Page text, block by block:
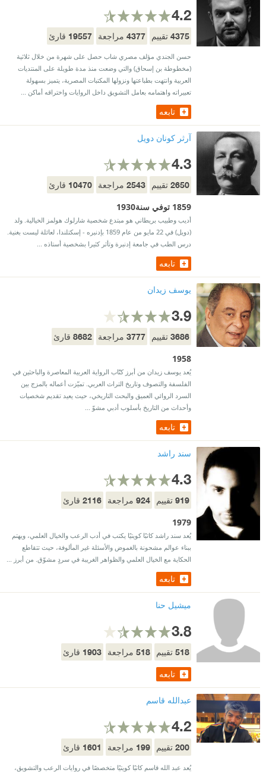
4.2
4375تقييم 4377مراجعة 19557 قارئ
حسن الجندي مؤلف مصري شاب حصل على شهرة من خلال ثلاثية
(مخطوطة بن إسحاق) والتي وضعت منذ مدة طويلة على المنتديات
العربية وانتهت بطباعتها ونزولها المكتبات المصرية، يتميز بسهولة
تعبيراته واهتمامه بعامل التشويق داخل الروايات واختراقه أماكن ...
تابعه
آرثر كونان دويل
4.3
2650تقييم 2543مراجعة 10470 قارئ
1859 توفي سنة1930
أديب وطبيب بريطاني هو مبتدع شخصية شارلوك هولمز الخيالية. ولد
(دويل) في 22 مايو من عام 1859 بإدنبره - إسكتلندا، لعائلة ليست بغنية.
درس الطب في جامعة إدنبرة وتأثر كثيرا بشخصية أستاذه ...
تابعه
يوسف زيدان
3.9
3686تقييم 3777مراجعة 8682قارئ
1958
يُعد يوسف زيدان من أبرز كتّاب الرواية العربية المعاصرة والباحثين في
الفلسفة والتصوف وتاريخ التراث العربي. تميّزت أعماله بالمزج بين
السرد الروائي العميق والبحث التاريخي، حيث يعيد تقديم شخصيات
وأحداث من التاريخ بأسلوب أدبي مشوّ ...
تابعه
سند راشد
4.3
919تقييم 924مراجعة 2116قارئ
1979
يُعد سند راشد كاتبًا كويتيًا يكتب في أدب الرعب والخيال العلمي، ويهتم
ببناء عوالم مشحونة بالغموض والأسئلة غير المألوفة، حيث تتقاطع
الحكاية مع الخيال العلمي والظواهر الغريبة في سردٍ مشوّق. من أبرز ...
تابعه
ميشيل حنا
3.8
518تقييم 518مراجعة 1903 قارئ
تابعه
عبدالله قاسم
4.2
200تقييم 199 مراجعة 1601 قارئ
يُعد عبد الله قاسم كاتبًا كويتيًا متخصصًا في روايات الرعب والتشويق،